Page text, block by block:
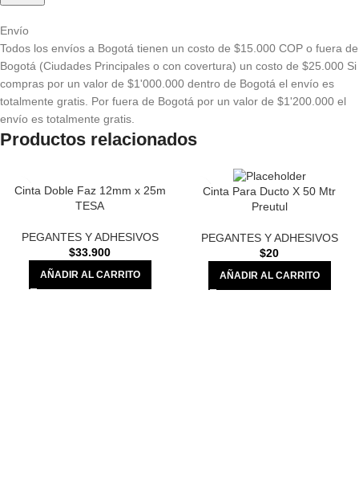
Envío
Todos los envíos a Bogotá tienen un costo de $15.000 COP o fuera de
Bogotá (Ciudades Principales o con covertura) un costo de $25.000 Si
compras por un valor de $1'000.000 dentro de Bogotá el envío es
totalmente gratis. Por fuera de Bogotá por un valor de $1'200.000 el
envío es totalmente gratis.
Productos relacionados
Cinta Doble Faz 12mm x 25m
TESA
PEGANTES Y ADHESIVOS
$33.900
AÑADIR AL CARRITO
Cinta Para Ducto X 50 Mtr
Preutul
PEGANTES Y ADHESIVOS
$20
AÑADIR AL CARRITO